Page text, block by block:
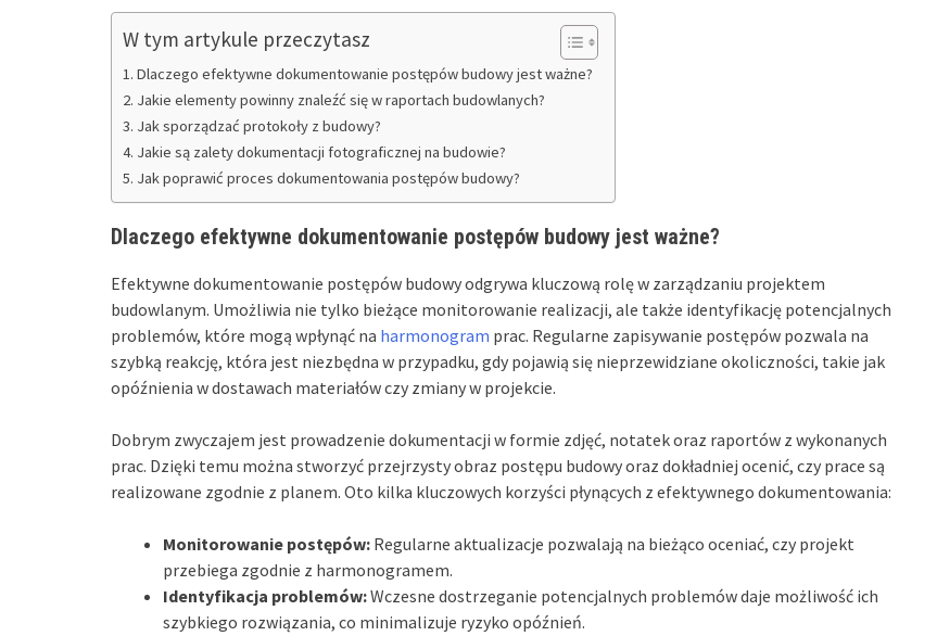
W tym artykule przeczytasz
Dlaczego efektywne dokumentowanie postępów budowy jest ważne?
Jakie elementy powinny znaleźć się w raportach budowlanych?
Jak sporządzać protokoły z budowy?
Jakie są zalety dokumentacji fotograficznej na budowie?
Jak poprawić proces dokumentowania postępów budowy?
Dlaczego efektywne dokumentowanie postępów budowy jest ważne?
Efektywne dokumentowanie postępów budowy odgrywa kluczową rolę w zarządzaniu projektem
budowlanym. Umożliwia nie tylko bieżące monitorowanie realizacji, ale także identyfikację potencjalnych
problemów, które mogą wpłynąć na harmonogram prac. Regularne zapisywanie postępów pozwala na
szybką reakcję, która jest niezbędna w przypadku, gdy pojawią się nieprzewidziane okoliczności, takie jak
opóźnienia w dostawach materiałów czy zmiany w projekcie.
Dobrym zwyczajem jest prowadzenie dokumentacji w formie zdjęć, notatek oraz raportów z wykonanych
prac. Dzięki temu można stworzyć przejrzysty obraz postępu budowy oraz dokładniej ocenić, czy prace są
realizowane zgodnie z planem. Oto kilka kluczowych korzyści płynących z efektywnego dokumentowania:
Monitorowanie postępów: Regularne aktualizacje pozwalają na bieżąco oceniać, czy projekt
przebiega zgodnie z harmonogramem.
Identyfikacja problemów:Wczesne dostrzeganie potencjalnych problemów daje możliwość ich
szybkiego rozwiązania, co minimalizuje ryzyko opóźnień.